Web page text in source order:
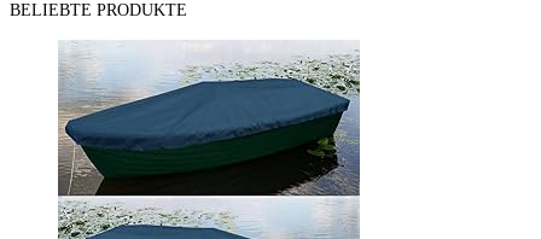
BELIEBTE PRODUKTE